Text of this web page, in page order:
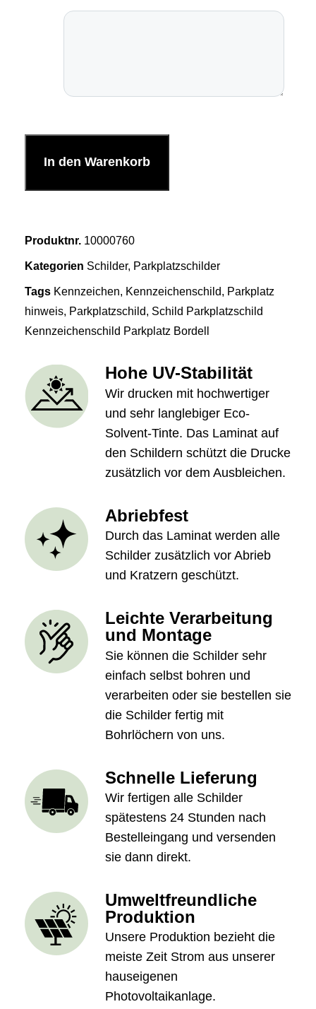
In den Warenkorb
Produktnr. 10000760
Kategorien Schilder, Parkplatzschilder
Tags Kennzeichen, Kennzeichenschild, Parkplatz
hinweis, Parkplatzschild, Schild Parkplatzschild
Kennzeichenschild Parkplatz Bordell
Hohe UV-Stabilität
Wir drucken mit hochwertiger
und sehr langlebiger Eco-
Solvent-Tinte. Das Laminat auf
den Schildern schützt die Drucke
zusätzlich vor dem Ausbleichen.
Abriebfest
Durch das Laminat werden alle
Schilder zusätzlich vor Abrieb
und Kratzern geschützt.
Leichte Verarbeitung
und Montage
Sie können die Schilder sehr
einfach selbst bohren und
verarbeiten oder sie bestellen sie
die Schilder fertig mit
Bohrlöchern von uns.
Schnelle Lieferung
Wir fertigen alle Schilder
spätestens 24 Stunden nach
Bestelleingang und versenden
sie dann direkt.
Umweltfreundliche
Produktion
Unsere Produktion bezieht die
meiste Zeit Strom aus unserer
hauseigenen
Photovoltaikanlage.